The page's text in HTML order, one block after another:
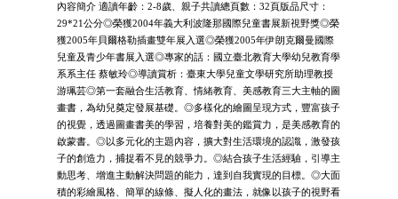
內容簡介 適讀年齡：2-8歲、親子共讀總頁數：32頁版品尺寸：
29*21公分◎榮獲2004年義大利波隆那國際兒童書展新視野獎◎榮
獲2005年貝爾格勒插畫雙年展入選◎榮獲2005年伊朗克爾曼國際
兒童及青少年書展入選◎專家的話：國立臺北教育大學幼兒教育學
系系主任 蔡敏玲◎導讀賞析：臺東大學兒童文學研究所助理教授
游珮芸◎第一套融合生活教育、情緒教育、美感教育三大主軸的圖
畫書，為幼兒奠定發展基礎。◎多樣化的繪圖呈現方式，豐富孩子
的視覺，透過圖畫書美的學習，培養對美的鑑賞力，是美感教育的
啟蒙書。◎以多元化的主題內容，擴大對生活環境的認識，激發孩
子的創造力，捕捉看不見的競爭力。◎結合孩子生活經驗，引導主
動思考、增進主動解決問題的能力，達到自我實現的目標。◎大面
積的彩繪風格、簡單的線條、擬人化的畫法，就像以孩子的視野看